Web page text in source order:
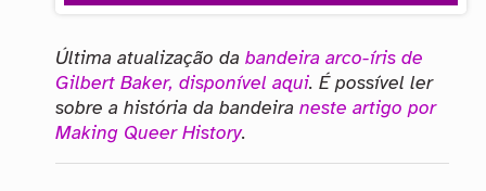
Última atualização da bandeira arco-íris de
Gilbert Baker, disponível aqui. É possível ler
sobre a história da bandeira neste artigo por
Making Queer History.